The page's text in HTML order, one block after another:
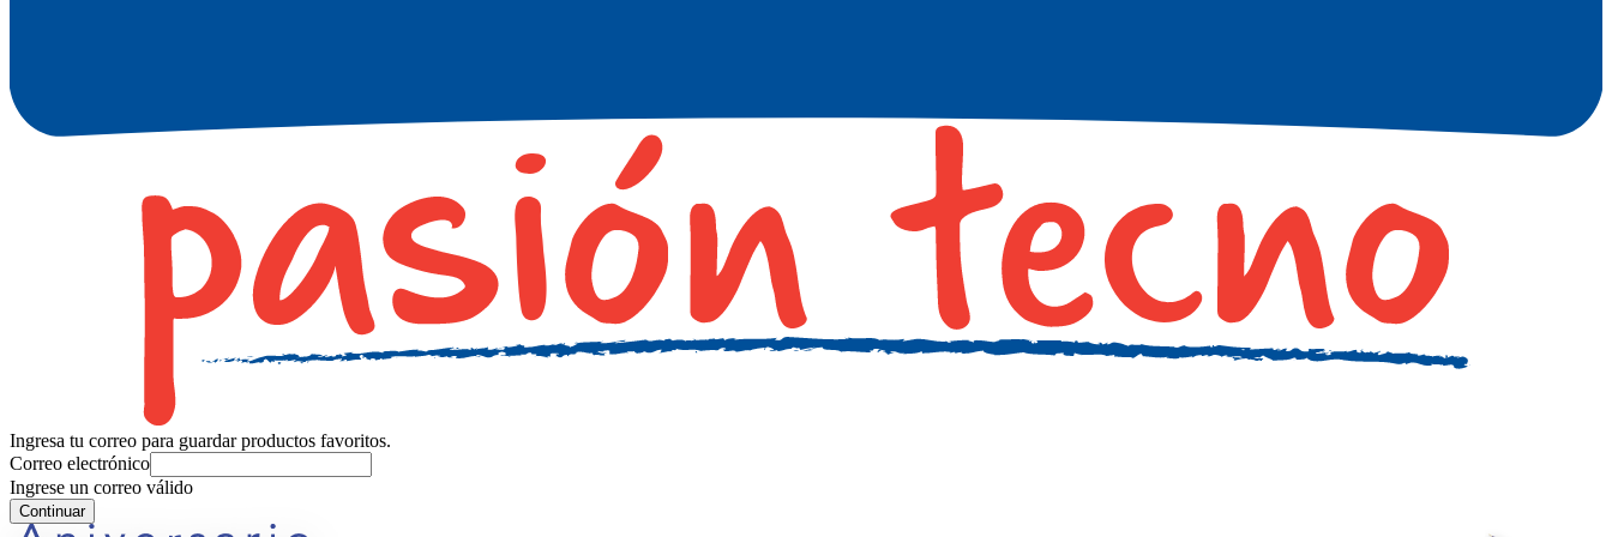
Ingresa tu correo para guardar productos favoritos.
Correo electrónico
Ingrese un correo válido
Continuar